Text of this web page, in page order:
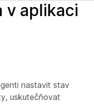
v aplikaci
nastavit stav
uskutečňovat